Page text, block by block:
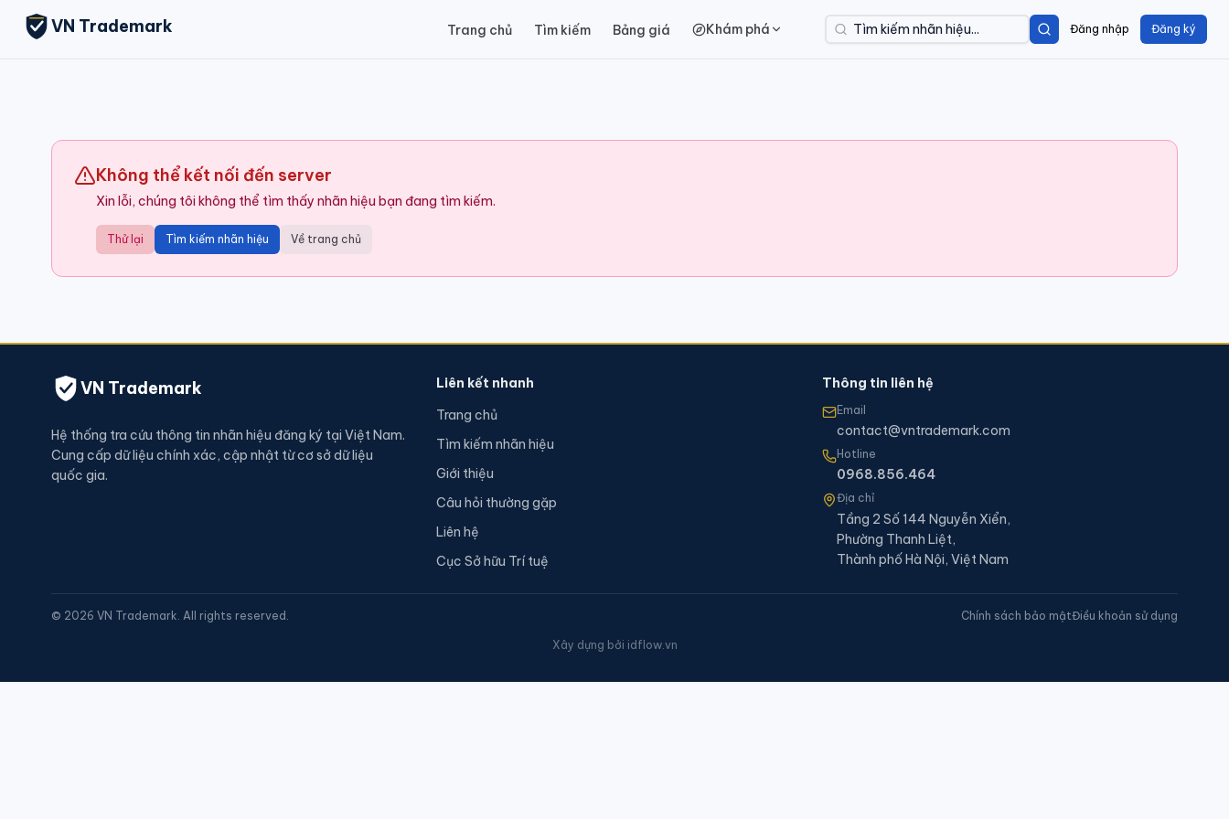
VN Trademark Trang chủ Tìm kiếm Bảng giá Khám phá Đăng nhập Đăng ký
Không thể kết nối đến server
Xin lỗi, chúng tôi không thể tìm thấy nhãn hiệu bạn đang tìm kiếm.
Thử lại Tìm kiếm nhãn hiệu Về trang chủ
VN Trademark
Hệ thống tra cứu thông tin nhãn hiệu đăng ký tại Việt Nam.
Cung cấp dữ liệu chính xác, cập nhật từ cơ sở dữ liệu
quốc gia.
Liên kết nhanh
Trang chủ
Tìm kiếm nhãn hiệu
Giới thiệu
Câu hỏi thường gặp
Liên hệ
Cục Sở hữu Trí tuệ
Thông tin liên hệ
Email
contact@vntrademark.com
Hotline
0968.856.464
Địa chỉ
Tầng 2 Số 144 Nguyễn Xiển,
Phường Thanh Liệt,
Thành phố Hà Nội, Việt Nam
© 2026 VN Trademark. All rights reserved. Chính sách bảo mậtĐiều khoản sử dụng
Xây dựng bởi idflow.vn